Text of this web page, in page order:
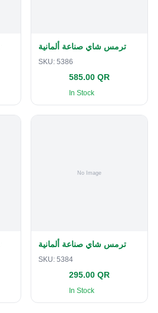
ترمس شاي صناعة ألمانية
SKU: 5386
585.00 QR
In Stock
ترمس شاي صناعة ألمانية
SKU: 5384
295.00 QR
In Stock